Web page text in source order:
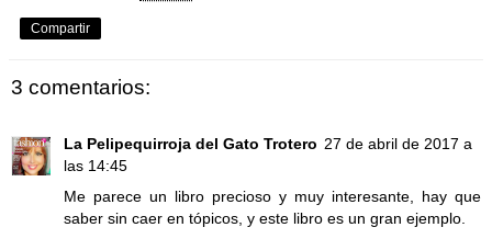
Compartir
3 comentarios:
La Pelipequirroja del Gato Trotero 27 de abril de 2017 a
las 14:45
Me parece un libro precioso y muy interesante, hay que
saber sin caer en tópicos, y este libro es un gran ejemplo.